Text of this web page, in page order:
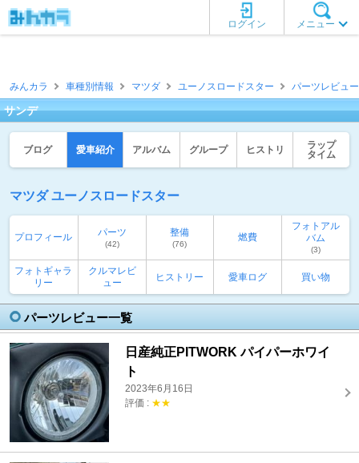
メニュー
ログイン
みんカラ 車種別情報 マツダ ユーノスロードスター パーツレビュー
サンデ
ブログ 愛車紹介 アルバム グループ ヒストリ
ラップ
タイム
マツダ ユーノスロードスター
プロフィール パーツ
(42)
整備
(76)
燃費
フォトアル
バム
(3)
フォトギャラ
リー
クルマレビ
ュー
ヒストリー 愛車ログ 買い物
パーツレビュー一覧
日産純正PITWORK パイパーホワイ
ト
2023年6月16日
評価 : ★★